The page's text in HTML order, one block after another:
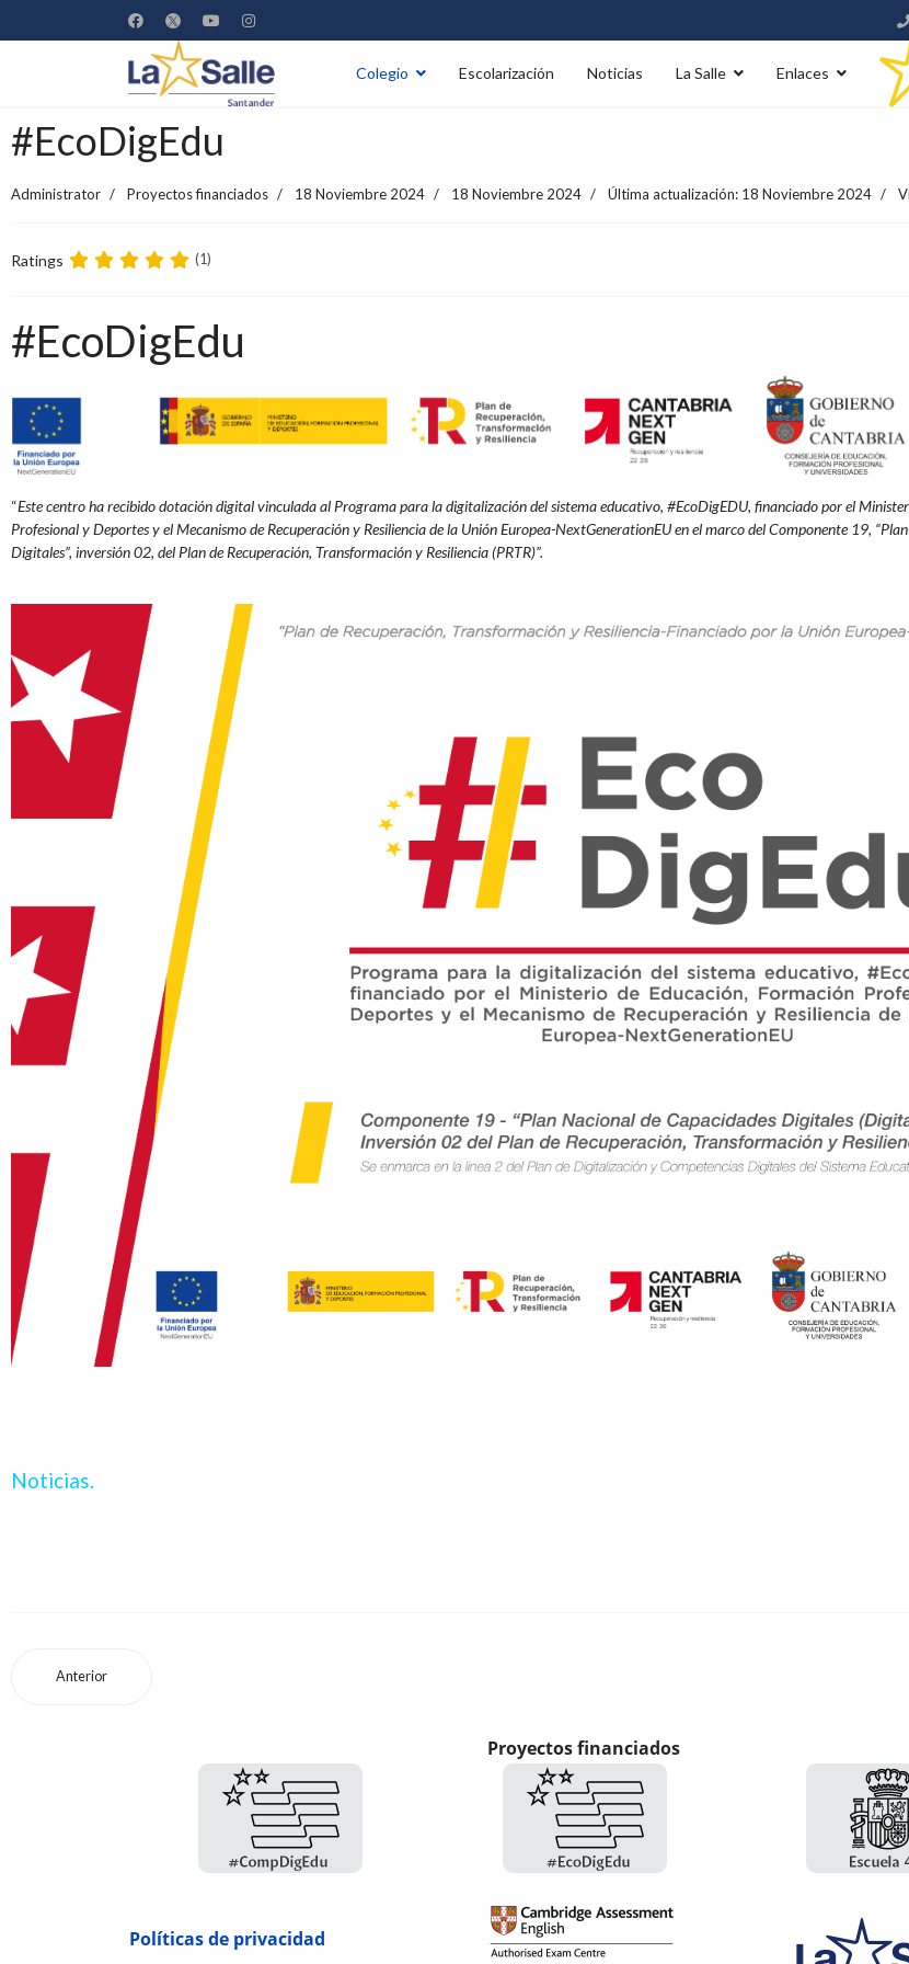
Colegio Escolarización Noticias La Salle Enlaces
#EcoDigEdu
Administrator Proyectos financiados 18 Noviembre 2024 18 Noviembre 2024 Última actualización: 18 Noviembre 2024
Ratings (1)
#EcoDigEdu
“Este centro ha recibido dotación digital vinculada al Programa para la digitalización del sistema educativo, #EcoDigEDU, financiado por el
Profesional y Deportes y el Mecanismo de Recuperación y Resiliencia de la UniónEuropea-NextGenerationEU en el marco del Componente 19,
Digitales”, inversión 02, del Plan de Recuperación, Transformación y Resiliencia (PRTR)”.
Noticias.
Anterior
Proyectos financiados
Políticas de privacidad